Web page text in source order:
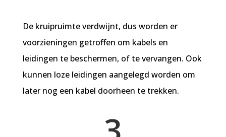
De kruipruimte verdwijnt, dus worden er
voorzieningen getroffen om kabels en
leidingen te beschermen, of te vervangen. Ook
kunnen loze leidingen aangelegd worden om
later nog een kabel doorheen te trekken.